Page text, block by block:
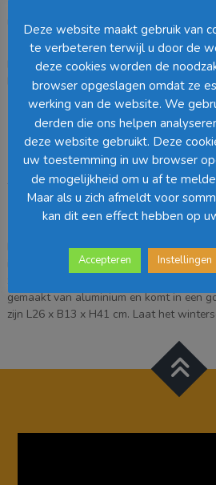
€ 36,95.€ 29,95.
Uitverkocht
8720967082797 SKU:1161211
Loading...
Barcode:
Beschrijving
Beschrijving
Kerstdecoraties maken je huis gezellig!
is daarom het leukste deel van de
gemaakt van aluminium en komt in een
zijn L26 x B13 x H41 cm. Laat het
Deze website maakt gebruik van
te verbeteren terwijl u door de
deze cookies worden de
browser opgeslagen omdat ze
werking van de website. We
derden die ons helpen
deze website gebruikt. Deze
uw toestemming in uw browser
de mogelijkheid om u af te
Maar als u zich afmeldt voor
kan dit een effect hebben op
Accepteren Instellingen